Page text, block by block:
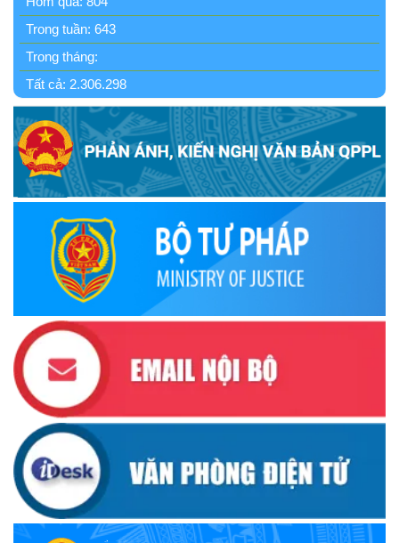
Tài liệu hỏi đáp văn kiện đại hội Đảng bộ tỉnh Đắk Lắk lần
thứ I
(12/11/2025)
Ủy ban Thường vụ Quốc hội ban hành Nghị quyết mới,
hoàn thiện quy trình bầu cử
(30/10/2025)
Quyết định ban hành danh sách thành viên Hội đồng phối
hợp phổ biến, giáo dục pháp luật tỉnh Đắk Lắk
(22/10/2025)
Đắk Lắk triển khai Cuộc vận động “Toàn dân rèn luyện
thân thể theo gương Bác Hồ vĩ đại” giai đoạn 2026-2030
(13/10/2025)
Ủy ban Mặt trận Tổ quốc Việt Nam tỉnh kêu gọi vận động
ủng hộ đồng bào khắc phục thiệt hại do bão số 10 gây ra
(12/10/2025)
UBND TỈNH ĐẮK LẮK KHUYẾN CÁO NGƯỜI DÂN TĂNG
CƯỜNG PHÒNG, CHỐNG BỆNH TẢ
(09/10/2025)
Bộ Quốc phòng công bố thủ tục hành chính đủ điều kiện
Trong tuần: 643
Trong tháng:
Tất cả: 2.306.298